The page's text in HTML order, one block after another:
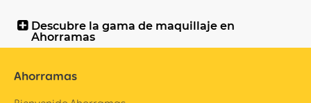
Descubre la gama de maquillaje en
Ahorramas
Ahorramas